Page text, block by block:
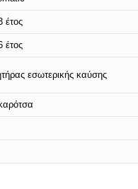
έτος
έτος
εσωτερικής καύσης